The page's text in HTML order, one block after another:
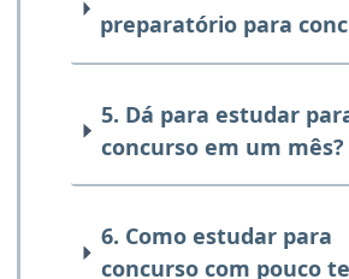
preparatório para
5. Dá para estudar
concurso em um mês?
6. Como estudar para
concurso com pouco